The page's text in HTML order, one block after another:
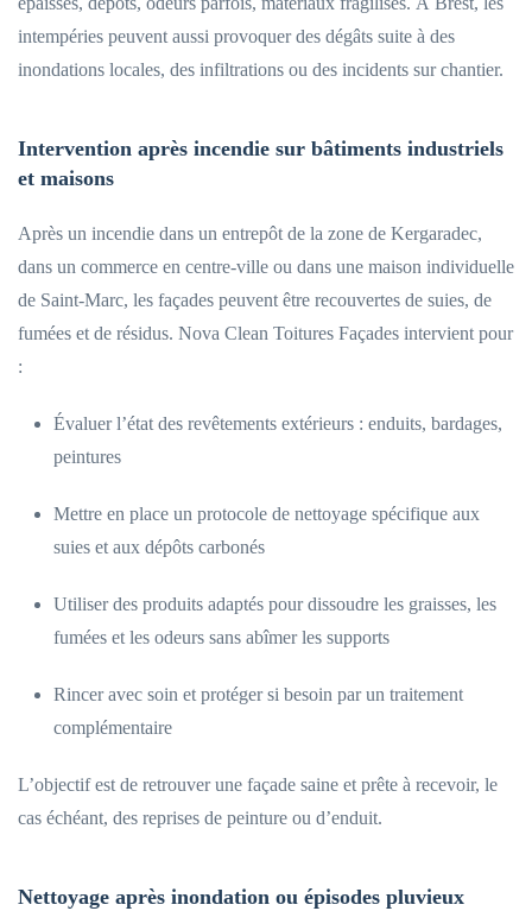
intempéries peuvent aussi provoquer des dégâts suite à des
inondations locales, des infiltrations ou des incidents sur chantier.
Intervention après incendie sur bâtiments industriels
et maisons
Après un incendie dans un entrepôt de la zone de Kergaradec,
dans un commerce en centre-ville ou dans une maison individuelle
de Saint-Marc, les façades peuvent être recouvertes de suies, de
fumées et de résidus. Nova Clean Toitures Façades intervient pour
:
Évaluer l’état des revêtements extérieurs : enduits, bardages,
peintures
Mettre en place un protocole de nettoyage spécifique aux
suies et aux dépôts carbonés
Utiliser des produits adaptés pour dissoudre les graisses, les
fumées et les odeurs sans abîmer les supports
Rincer avec soin et protéger si besoin par un traitement
complémentaire
L’objectif est de retrouver une façade saine et prête à recevoir, le
cas échéant, des reprises de peinture ou d’enduit.
Nettoyage après inondation ou épisodes pluvieux